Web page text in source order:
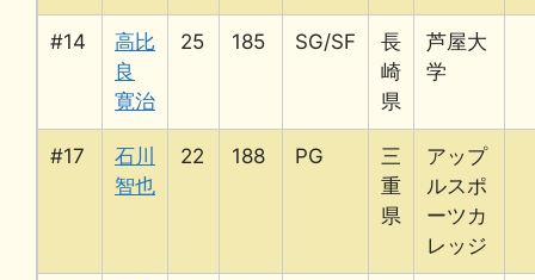
#14
高比
良
寛治
25 185 SG/SF
長
崎
県
芦屋大
学
#17
石川
智也
22 188 PG
三
重
県
アップ
ルスポ
ーツカ
レッジ